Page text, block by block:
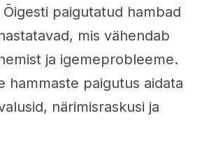
paigutatud hambad
mis vähendab
ja igemeprobleeme.
hammaste paigutus aidata
närimisraskusi ja